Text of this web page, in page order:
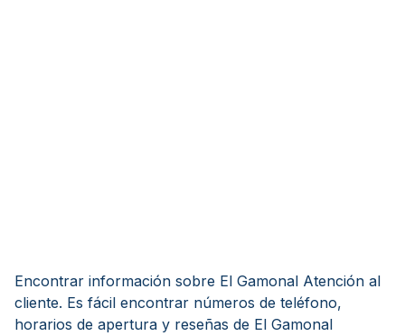
Encontrar información sobre El Gamonal Atención al
cliente. Es fácil encontrar números de teléfono,
horarios de apertura y reseñas de El Gamonal